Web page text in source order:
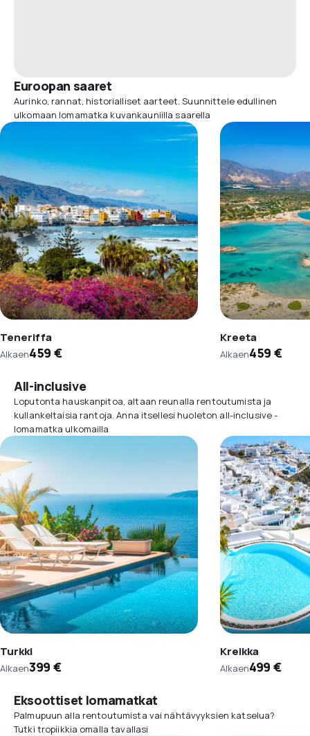
Euroopan saaret
Aurinko, rannat, historialliset aarteet. Suunnittele edullinen
ulkomaan lomamatka kuvankauniilla saarella
Teneriffa
Alkaen459 €
Kreeta
Alkaen459 €
All-inclusive
Loputonta hauskanpitoa, altaan reunalla rentoutumista ja
kullankeltaisia rantoja. Anna itsellesi huoleton all-inclusive -
lomamatka ulkomailla
Turkki
Alkaen399 €
Kreikka
Alkaen499 €
Eksoottiset lomamatkat
Palmupuun alla rentoutumista vai nähtävyyksien katselua?
Tutki tropiikkia omalla tavallasi